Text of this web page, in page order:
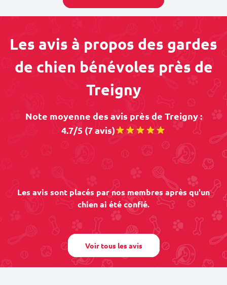
Les avis à propos des gardes
de chien bénévoles près de
Treigny
Note moyenne des avis près de Treigny :
4.7/5 (7 avis)
Les avis sont placés par nos membres après qu'un
chien ai été confié.
Voir tous les avis